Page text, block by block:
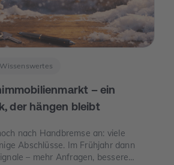
Wissenswertes
– ein
der hängen bleibt
nach Handbremse an: viele
Abschlüsse. Im Frühjahr dann
– mehr Anfragen, bessere